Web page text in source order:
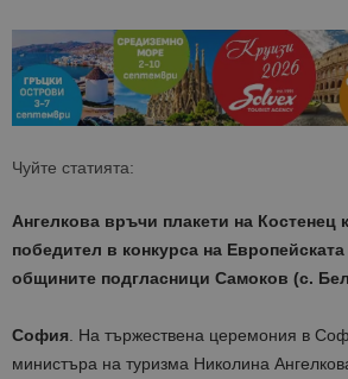
Чуйте статията:
Ангелкова връчи плакети на Костенец
победител в конкурса на
общините подгласници Самоков (с.
София. На тържествена церемония в
министъра на туризма Николина